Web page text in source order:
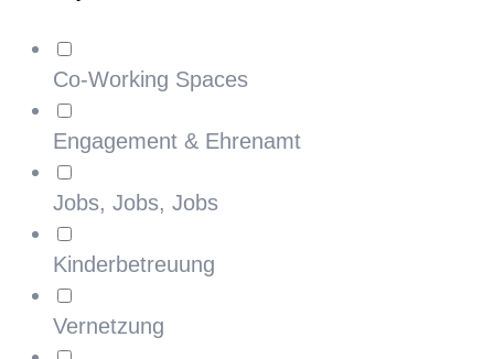
Co-Working Spaces
Engagement & Ehrenamt
Jobs, Jobs, Jobs
Kinderbetreuung
Vernetzung